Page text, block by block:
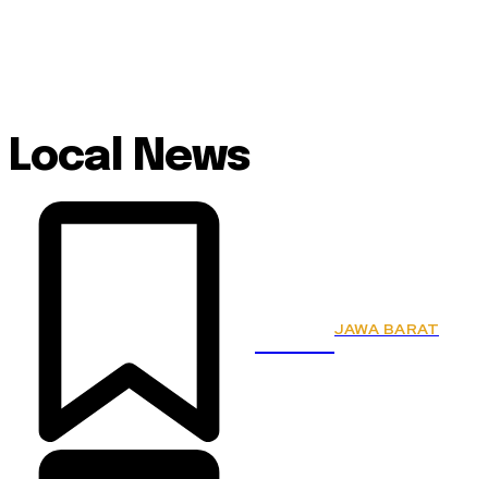
Local News
JAWA BARAT